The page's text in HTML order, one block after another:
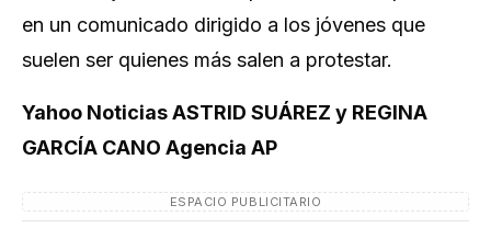
en un comunicado dirigido a los jóvenes que
suelen ser quienes más salen a protestar.
Yahoo Noticias ASTRID SUÁREZ y REGINA
GARCÍA CANO Agencia AP
ESPACIO PUBLICITARIO